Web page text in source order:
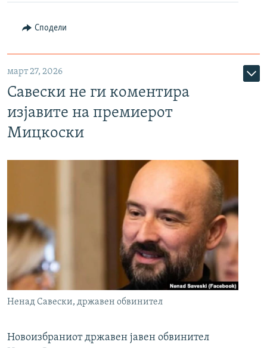
Сподели
март 27, 2026
Савески не ги коментира
изјавите на премиерот
Мицкоски
Ненад Савески, државен обвинител
Новоизбраниот државен јавен обвинител